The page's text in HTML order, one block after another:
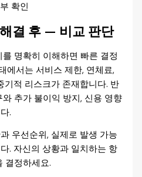
확인
결 후 — 비교 판단
명확히 이해하면 빠른 결정
에서는 서비스 제한, 연체료,
기적 리스크가 존재합니다. 반
추가 불이익 방지, 신용 영향
.
우선순위, 실제로 발생 가능
. 자신의 상황과 일치하는 항
결정하세요.